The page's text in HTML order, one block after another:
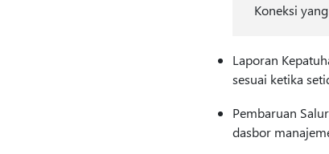
Koneksi
Laporan
sesuai ketika
Pembaruan
dasbor